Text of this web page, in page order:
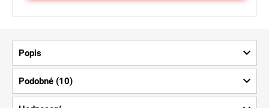
Popis
Podobné (10)